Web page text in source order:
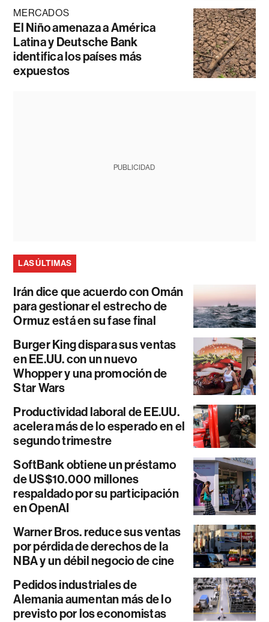
MERCADOS
El Niño amenaza a América
Latina y Deutsche Bank
identifica los países más
expuestos
PUBLICIDAD
LAS ÚLTIMAS
Irán dice que acuerdo con Omán
para gestionar el estrecho de
Ormuz está en su fase final
Burger King dispara sus ventas
en EE.UU. con un nuevo
Whopper y una promoción de
Star Wars
Productividad laboral de EE.UU.
acelera más de lo esperado en el
segundo trimestre
SoftBank obtiene un préstamo
de US$10.000 millones
respaldado por su participación
en OpenAI
Warner Bros. reduce sus ventas
por pérdida de derechos de la
NBA y un débil negocio de cine
Pedidos industriales de
Alemania aumentan más de lo
previsto por los economistas